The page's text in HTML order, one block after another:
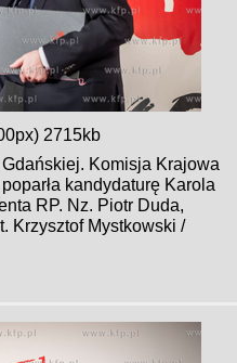
2715kb
Komisja Krajowa
kandydaturę Karola
RP. Nz. Piotr Duda,
Krzysztof Mystkowski /